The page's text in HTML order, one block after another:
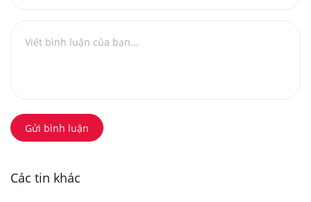
Gửi bình luận
Các tin khác